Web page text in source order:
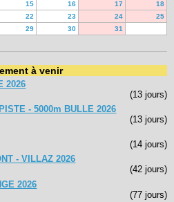
15 16 17
18
22 23 24
25
29 30 31
à venir
2026
(13 jours)
- 5000m BULLE 2026
(13 jours)
(14 jours)
- VILLAZ 2026
(42 jours)
2026
(77 jours)